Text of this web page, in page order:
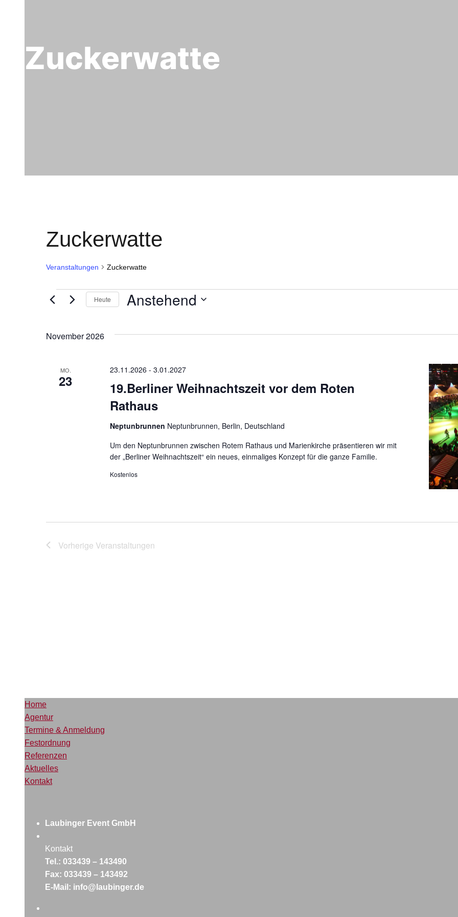
Zuckerwatte
Zuckerwatte
Veranstaltungen Zuckerwatte
Veranstaltungen
Heute Anstehend
November 2026
MO.
23
19.Berliner Weihnachtszeit vor dem Roten
Rathaus
23.11.2026 - 3.01.2027
Neptunbrunnen Neptunbrunnen, Berlin, Deutschland
Um den Neptunbrunnen zwischen Rotem Rathaus und Marienkirche präsentieren wir mit
der „Berliner Weihnachtszeit“ ein neues, einmaliges Konzept für die ganze Familie.
Kostenlos
Vorherige Veranstaltungen
Home
Agentur
Termine & Anmeldung
Festordnung
Referenzen
Aktuelles
Kontakt
Laubinger Event GmbH
Kontakt
Tel.: 033439 – 143490
Fax: 033439 – 143492
E-Mail: info@laubinger.de